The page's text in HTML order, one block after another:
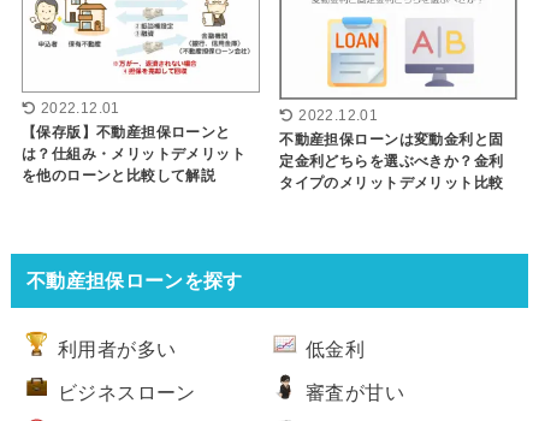
2022.12.01
【保存版】不動産担保ローンと
は？仕組み・メリットデメリット
を他のローンと比較して解説
2022.12.01
不動産担保ローンは変動金利と固
定金利どちらを選ぶべきか？金利
タイプのメリットデメリット比較
不動産担保ローンを探す
利用者が多い 低金利
ビジネスローン 審査が甘い